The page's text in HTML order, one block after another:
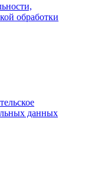
обработки
данных